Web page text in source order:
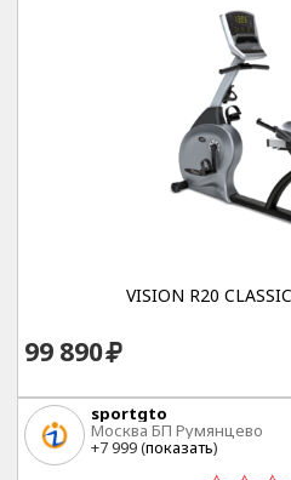
VISION R20
99 890
sportgto
Москва БП Румянцево
+7 999 (показать)